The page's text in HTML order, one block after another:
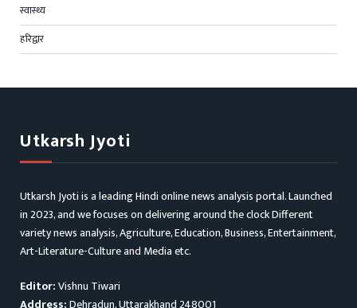
स्वास्थ्य
हरिद्वार
Utkarsh Jyoti
Utkarsh Jyoti is a leading Hindi online news analysis portal. Launched
in 2023, and we focuses on delivering around the clock Different
variety news analysis, Agriculture, Education, Business, Entertainment,
Art-Literature-Culture and Media etc.
Editor:Vishnu Tiwari
Address:Dehradun, Uttarakhand 248001